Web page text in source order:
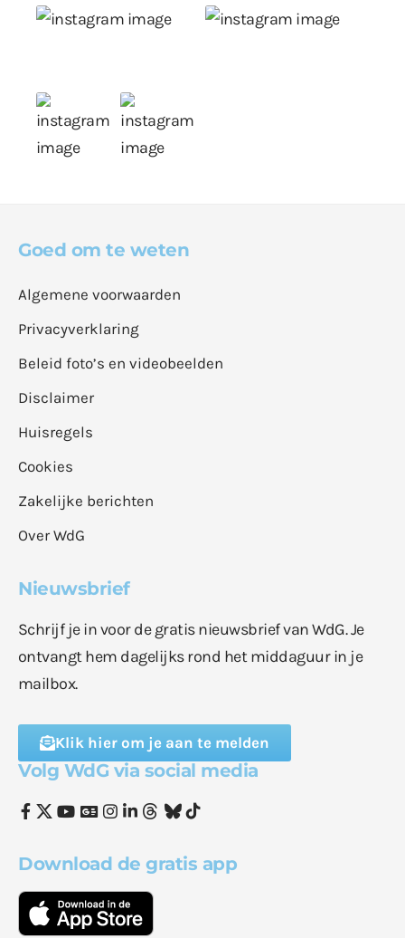
Goed om te weten
Algemene voorwaarden
Privacyverklaring
Beleid foto’s en videobeelden
Disclaimer
Huisregels
Cookies
Zakelijke berichten
Over WdG
Nieuwsbrief
Schrijf je in voor de gratis nieuwsbrief van WdG. Je
ontvangt hem dagelijks rond het middaguur in je
mailbox.
Klik hier om je aan te melden
Volg WdG via social media
Download de gratis app